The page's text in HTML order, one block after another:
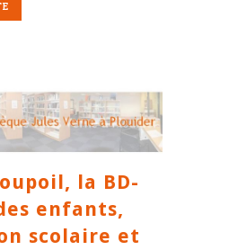
la BD-
enfants,
scolaire et